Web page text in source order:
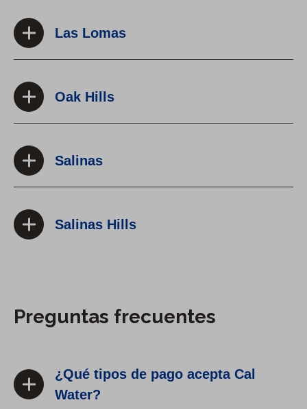
Las Lomas
Oak Hills
Salinas
Salinas Hills
Preguntas frecuentes
¿Qué tipos de pago acepta Cal
Water?